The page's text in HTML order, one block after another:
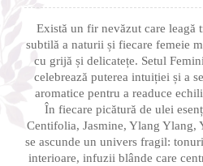
Există un fir nevăzut care leagă
subtilă a naturii și fiecare femeie
cu grijă și delicatețe. Setul
celebrează puterea intuiției și a
aromatice pentru a readuce
În fiecare picătură de ulei
Centifolia, Jasmine, Ylang Ylang,
se ascunde un univers fragil:
interioare, infuzii blânde care